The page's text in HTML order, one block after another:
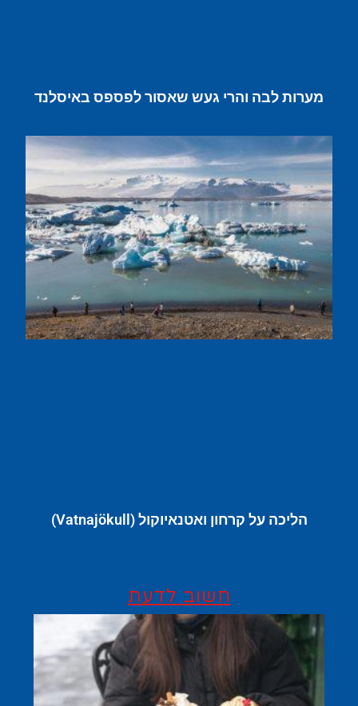
מערות לבה והרי געש שאסור לפספס באיסלנד
הליכה על קרחון ואטנאיוקול (Vatnajökull)
חשוב לדעת